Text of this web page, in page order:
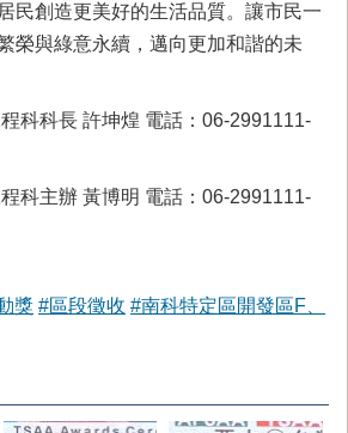
民創造更美好的生活品質。讓市民一
榮與綠意永續，邁向更加和諧的未
科科長 許坤煌 電話：06-2991111-
科主辦 黃博明 電話：06-2991111-
獎 #區段徵收 #南科特定區開發區F、